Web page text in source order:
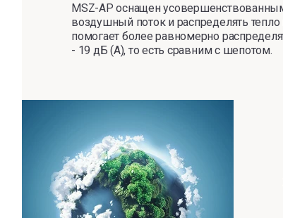
MSZ-AP оснащен
воздушный поток и распределять
помогает более равномерно
- 19 дБ (А), то есть сравним с шепотом.